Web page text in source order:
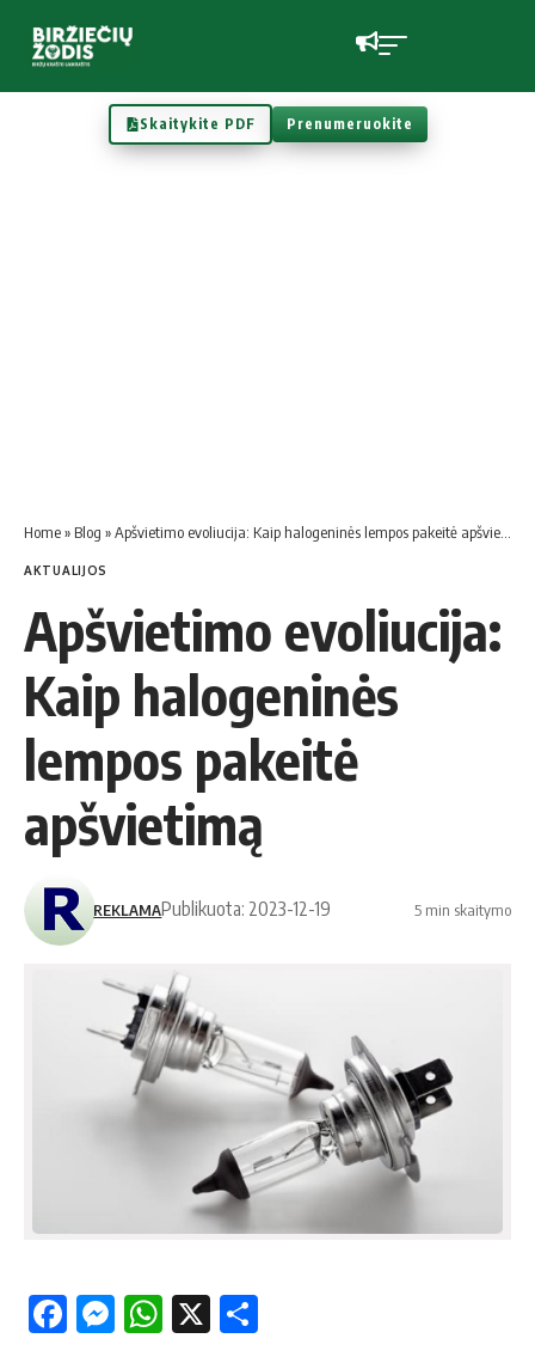
Skaitykite PDF Prenumeruokite
Home» Blog »Apšvietimo evoliucija: Kaip halogeninės lempos pakeitė apšvietimą
AKTUALIJOS
Apšvietimo evoliucija:
Kaip halogeninės
lempos pakeitė
apšvietimą
REKLAMAPublikuota: 2023-12-19 5 min skaitymo
Facebook
Messenger
WhatsApp
X